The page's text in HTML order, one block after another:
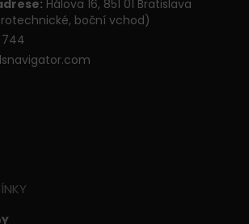
Hálova 16, 851 01 Bratislava
boční vchod)
744